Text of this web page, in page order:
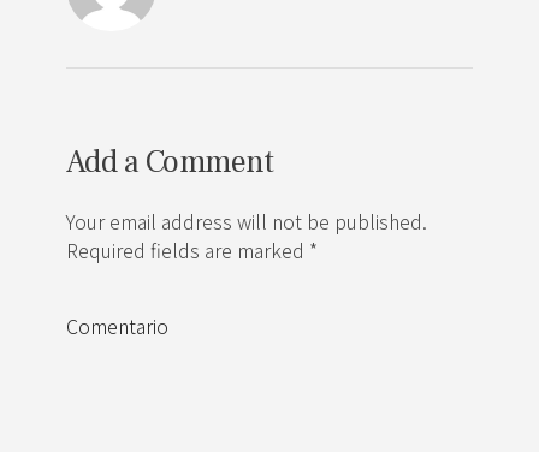
Add a Comment
Your email address will not be published.
Required fields are marked *
Comentario